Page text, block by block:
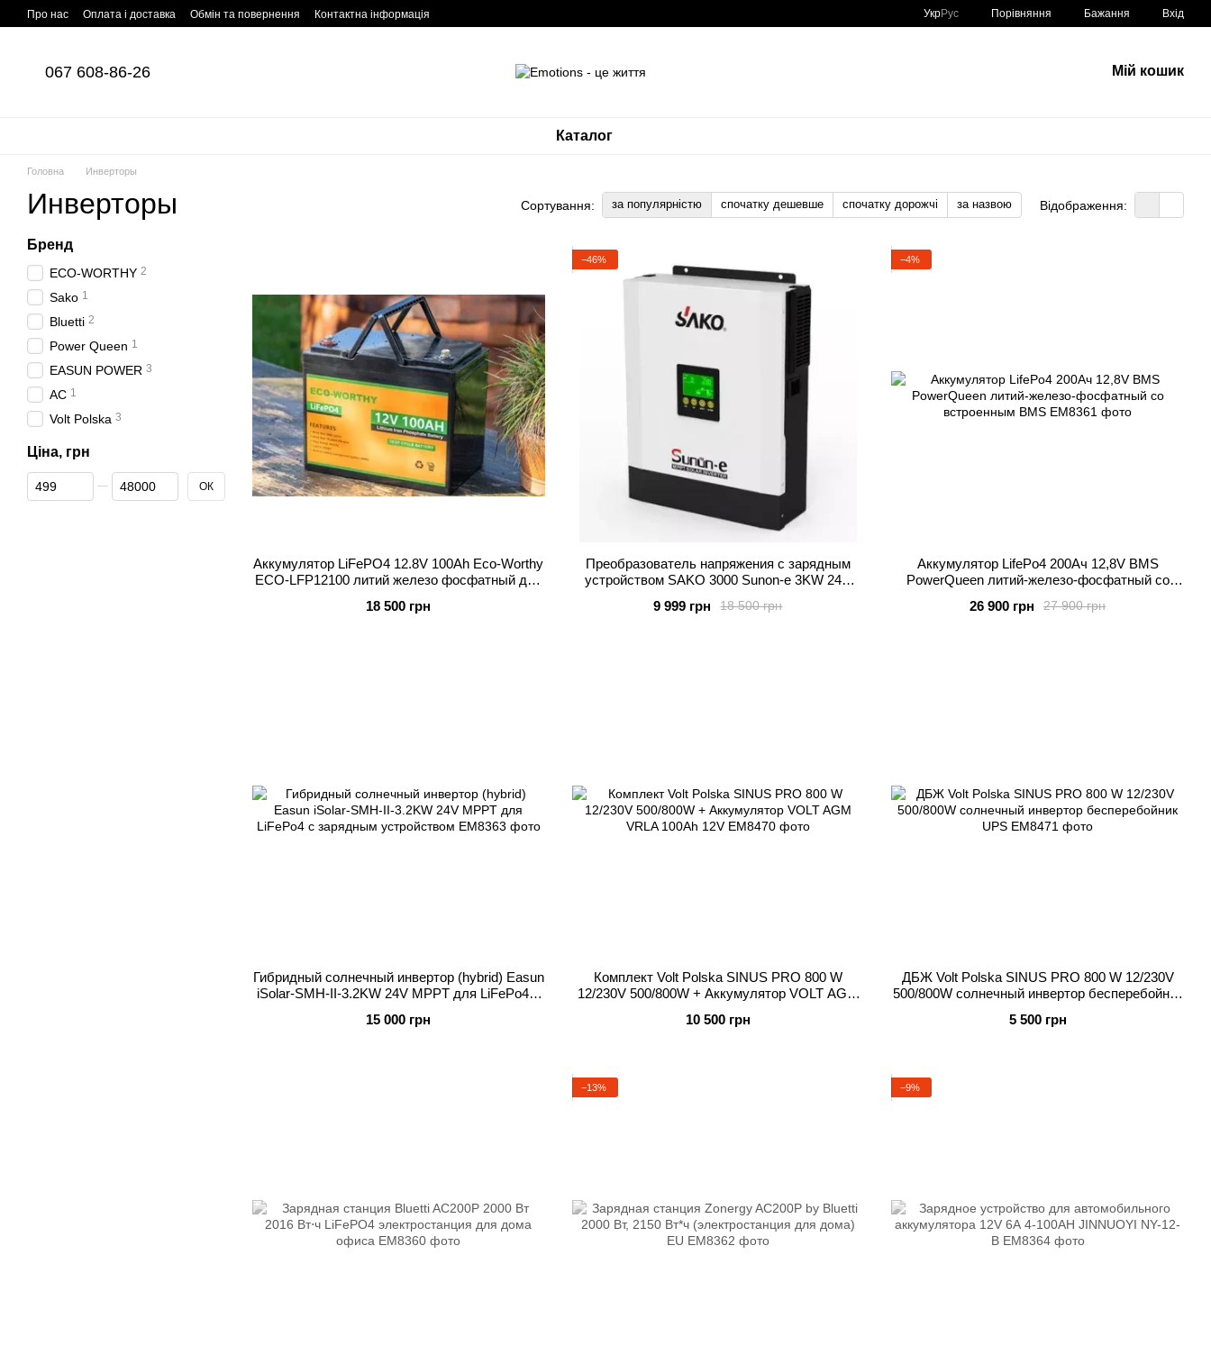
Перейти до основного контенту
Про нас Оплата і доставка Обмін та повернення Контактна інформація УкрРус Порівняння Бажання Вхід
067 608-86-26 Мій кошик
Каталог
Головна Инверторы
Инверторы Сортування: за популярністю спочатку дешевше спочатку дорожчі за назвою Відображення:
Аккумулятор LiFePO4 12.8V 100Ah Eco-Worthy
ECO-LFP12100 литий железо фосфатный для
18 500 грн
−46%
Преобразователь напряжения с зарядным
устройством SAKO 3000 Sunon-e 3KW 24V
18 500 грн
9 999 грн
−4%
Аккумулятор LifePo4 200Ач 12,8V BMS
PowerQueen литий-железо-фосфатный со
27 900 грн
26 900 грн
Гибридный солнечный инвертор (hybrid) Easun
iSolar-SMH-II-3.2KW 24V MPPT для LiFePo4 с
15 000 грн
Комплект Volt Polska SINUS PRO 800 W
12/230V 500/800W + Аккумулятор VOLT AGM
10 500 грн
ДБЖ Volt Polska SINUS PRO 800 W 12/230V
500/800W солнечный инвертор бесперебойник
5 500 грн
−13% −9%
Бренд
ECO-WORTHY 2
Sako 1
Bluetti 2
Power Queen 1
EASUN POWER 3
AC 1
Volt Polska 3
Ціна, грн
Від Ціна, грн
До Ціна, грн ОК